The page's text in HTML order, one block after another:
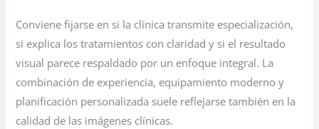
Conviene fijarse en si la clínica transmite especialización,
si explica los tratamientos con claridad y si el resultado
visual parece respaldado por un enfoque integral. La
combinación de experiencia, equipamiento moderno y
planificación personalizada suele reflejarse también en la
calidad de las imágenes clínicas.